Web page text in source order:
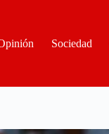
Sociedad